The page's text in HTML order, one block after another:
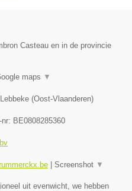
Casteau en in de provincie
maps ▼
Lebbeke (Oost-Vlaanderen)
nr: BE0808285360
| Screenshot ▼
uit evenwicht, we hebben